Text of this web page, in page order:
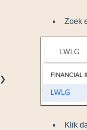
Zoek
Klik